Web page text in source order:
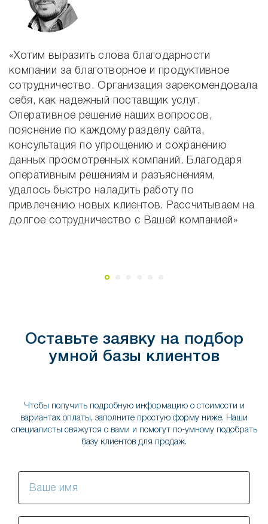
«Хотим выразить слова благодарности
компании за благотворное и продуктивное
сотрудничество. Организация зарекомендовала
себя, как надежный поставщик услуг.
Оперативное решение наших вопросов,
пояснение по каждому разделу сайта,
консультация по упрощению и сохранению
данных просмотренных компаний. Благодаря
оперативным решениям и разъяснениям,
удалось быстро наладить работу по
привлечению новых клиентов. Рассчитываем на
долгое сотрудничество с Вашей компанией»
Оставьте заявку на подбор
умной базы клиентов
Чтобы получить подробную информацию о стоимости и
вариантах оплаты, заполните простую форму ниже. Наши
специалисты свяжутся с вами и помогут по-умному подобрать
базу клиентов для продаж.